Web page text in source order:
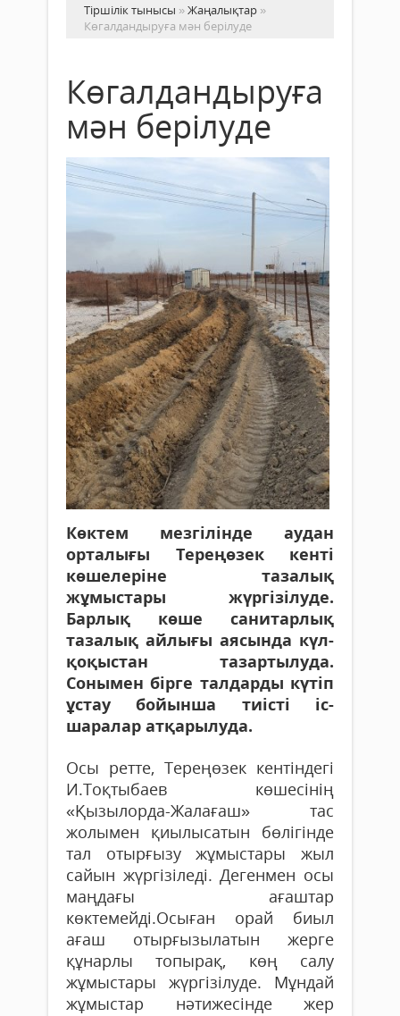
Тіршілік тынысы »Жаңалықтар »
Көгалдандыруға мән берілуде
Көгалдандыруға
мән берілуде
Көктем мезгілінде аудан
орталығы Тереңөзек кенті
көшелеріне тазалық
жұмыстары жүргізілуде.
Барлық көше санитарлық
тазалық айлығы аясында күл-
қоқыстан тазартылуда.
Сонымен бірге талдарды күтіп
ұстау бойынша тиісті іс-
шаралар атқарылуда.
Осы ретте, Тереңөзек кентіндегі
И.Тоқтыбаев көшесінің
«Қызылорда-Жалағаш» тас
жолымен қиылысатын бөлігінде
тал отырғызу жұмыстары жыл
сайын жүргізіледі. Дегенмен осы
маңдағы ағаштар
көктемейді.Осыған орай биыл
ағаш отырғызылатын жерге
құнарлы топырақ, көң салу
жұмыстары жүргізілуде. Мұндай
жұмыстар нәтижесінде жер